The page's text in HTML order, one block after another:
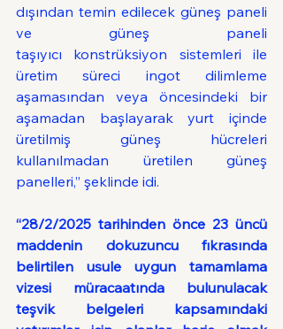
dışından temin edilecek güneş paneli
ve güneş paneli
taşıyıcı konstrüksiyon sistemleri ile
üretim süreci ingot dilimleme
aşamasından veya öncesindeki bir
aşamadan başlayarak yurt içinde
üretilmiş güneş hücreleri
kullanılmadan üretilen güneş
panelleri,” şeklinde idi.
“28/2/2025 tarihinden önce 23 üncü
maddenin dokuzuncu fıkrasında
belirtilen usule uygun tamamlama
vizesi müracaatında bulunulacak
teşvik belgeleri kapsamındaki